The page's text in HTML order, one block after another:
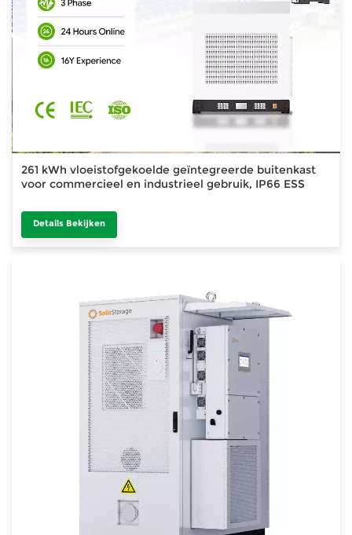
261 kWh vloeistofgekoelde geïntegreerde buitenkast
voor commercieel en industrieel gebruik, IP66 ESS
Details Bekijken